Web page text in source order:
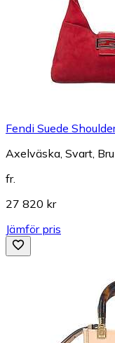
Fendi Suede
Axelväska, Svart,
fr.
27 820 kr
Jämför pris